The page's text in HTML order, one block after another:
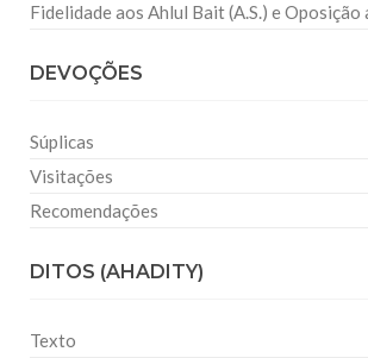
Fidelidade aos Ahlul Bait (A.S.) e Oposição
DEVOÇÕES
Súplicas
Visitações
Recomendações
DITOS (AHADITY)
Texto